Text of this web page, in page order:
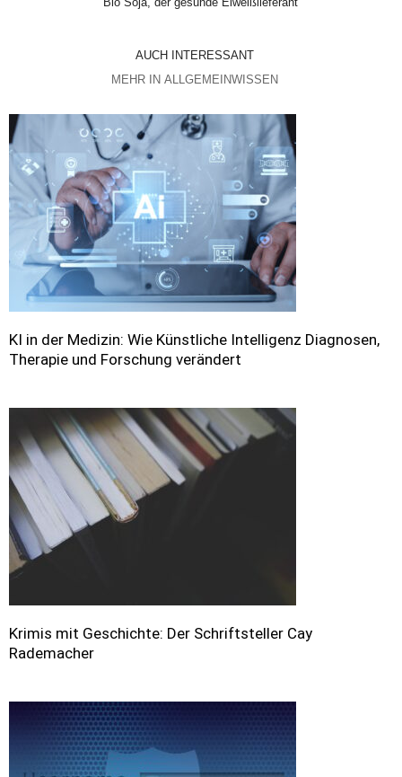
AUCH INTERESSANT
MEHR IN ALLGEMEINWISSEN
KI in der Medizin: Wie Künstliche Intelligenz Diagnosen,
Therapie und Forschung verändert
Krimis mit Geschichte: Der Schriftsteller Cay
Rademacher